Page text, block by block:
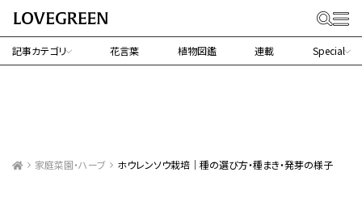
記事カテゴリ 花言葉 植物図鑑 連載 Special
家庭菜園・ハーブ ホウレンソウ栽培｜種の選び方・種まき・発芽の様子